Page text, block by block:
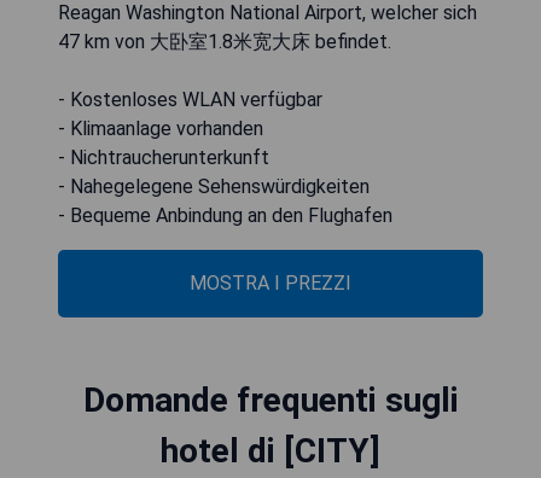
Reagan Washington National Airport, welcher sich
47 km von 大卧室1.8米宽大床 befindet.
- Kostenloses WLAN verfügbar
- Klimaanlage vorhanden
- Nichtraucherunterkunft
- Nahegelegene Sehenswürdigkeiten
- Bequeme Anbindung an den Flughafen
MOSTRA I PREZZI
Domande frequenti sugli
hotel di [CITY]